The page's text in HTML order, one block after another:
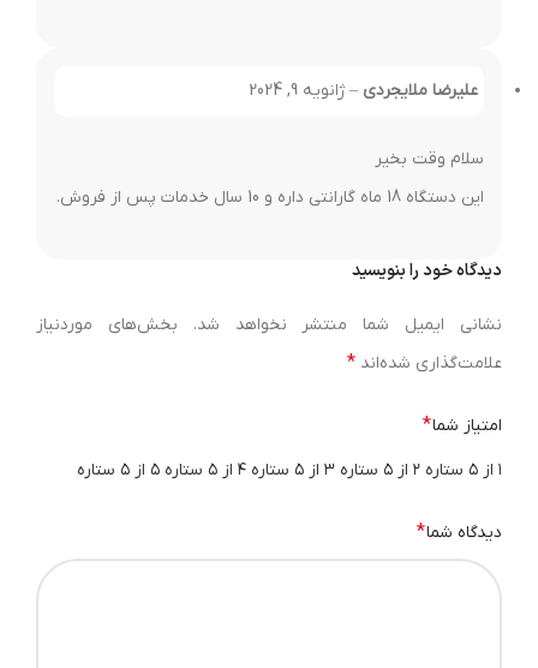
علیرضا ملایجردی – ژانویه 9, 2024
سلام وقت بخیر
این دستگاه 18 ماه گارانتی داره و 10 سال خدمات پس از فروش.
دیدگاه خود را بنویسید
نشانی ایمیل شما منتشر نخواهد شد.
بخش‌های موردنیاز
علامت‌گذاری شده‌اند *
امتیاز شما*
۱ از ۵ ستاره ۲ از ۵ ستاره ۳ از ۵ ستاره ۴ از ۵ ستاره ۵ از ۵ ستاره
دیدگاه شما*